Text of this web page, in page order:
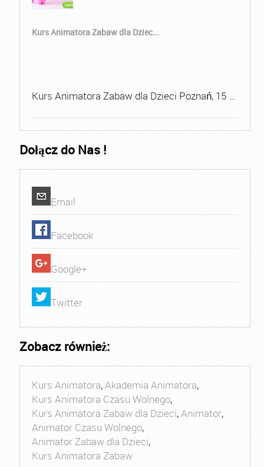
Kurs Animatora Zabaw dla Dziec...
Kurs Animatora Zabaw dla Dzieci Poznań, 15 …
Dołącz do Nas !
Email
Facebook
Google+
Twitter
Zobacz również:
Kurs Animatora,Akademia Animatora,
Kurs Animatora Czasu Wolnego,
Kurs Animatora Zabaw dla Dzieci,Animator,
Animator Czasu Wolnego,
Animator Zabaw dla Dzieci,
Kurs Animatora Zabaw